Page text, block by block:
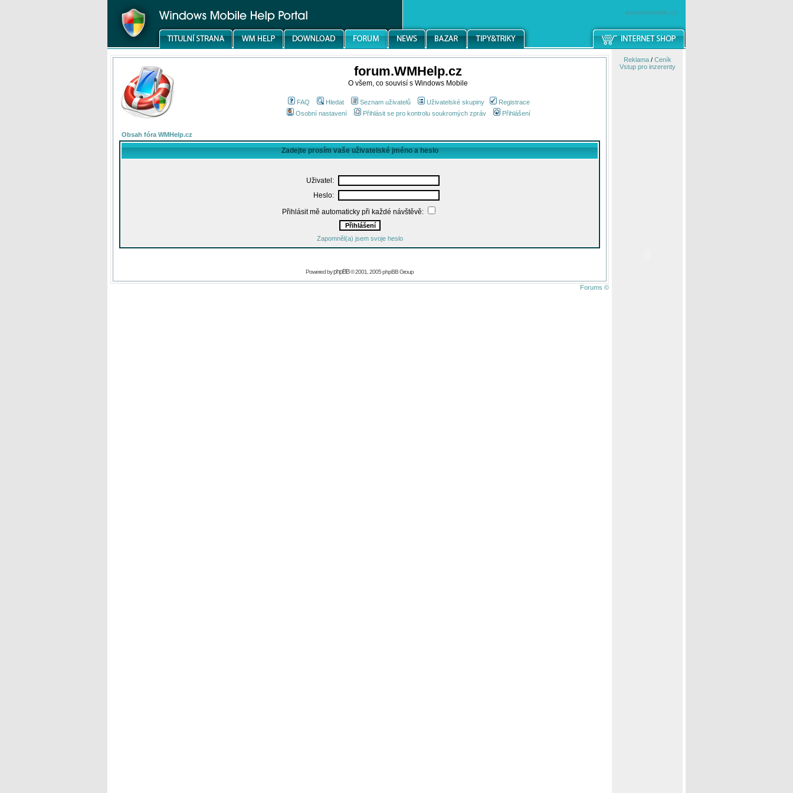
windowsmobile.cz
forum.WMHelp.cz
O všem, co souvisí s Windows Mobile
FAQ Hledat Seznam uživatelů Uživatelské skupiny
Registrace
Osobní nastavení
Přihlásit se pro kontrolu soukromých zpráv Přihlášení
Obsah fóra WMHelp.cz
Zadejte prosím vaše uživatelské jméno a heslo
Uživatel:
Heslo:
Přihlásit mě automaticky při každé návštěvě:
Zapomněl(a) jsem svoje heslo
Powered byphpBB© 2001, 2005 phpBB Group
Forums ©
Reklama/ Ceník
Vstup pro inzerenty